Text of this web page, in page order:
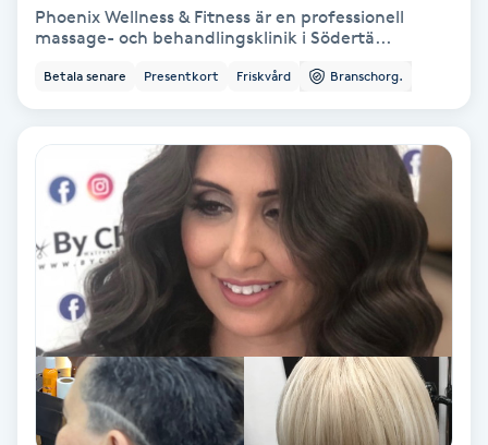
Brynfärgning
Brynplockning
Bröllopsuppsättning
Celluliter
Phoenix Wellness & Fitness är en professionell
massage- och behandlingsklinik i Södertä...
Betala senare Presentkort Friskvård Branschorg.